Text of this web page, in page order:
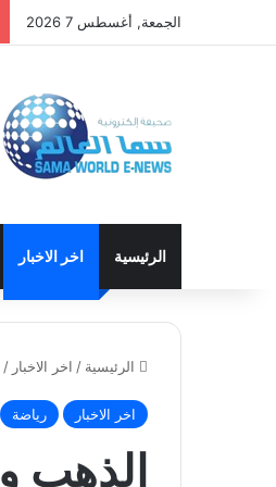
الجمعة, أغسطس 7 2026
الرئيسية اخر الاخبار
الرئيسية / اخر الاخبار /
اخر الاخبار رياضة